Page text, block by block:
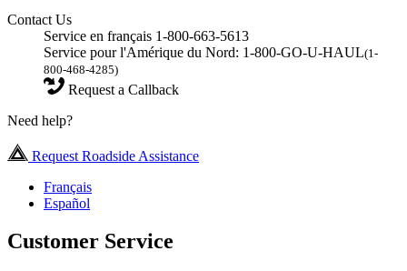
Contact Us
Service en français 1-800-663-5613
Service pour l'Amérique du Nord: 1-800-GO-U-HAUL(1-
800-468-4285)
Request a Callback
Need help?
Request Roadside Assistance
Français
Español
Customer Service